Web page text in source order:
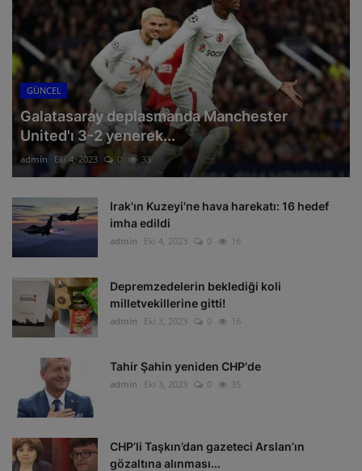
GÜNCEL
Galatasaray deplasmanda Manchester
United'ı 3-2 yenerek...
admin Eki 4, 2023 0 33
Irak'ın Kuzeyi'ne hava harekatı: 16 hedef
imha edildi
admin Eki 4, 2023 0 16
Depremzedelerin beklediği koli
milletvekillerine gitti!
admin Eki 3, 2023 0 16
Tahir Şahin yeniden CHP'de
admin Eki 3, 2023 0 35
CHP’li Taşkın’dan gazeteci Arslan’ın
gözaltına alınması...